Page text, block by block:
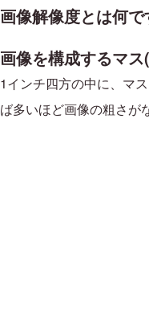
画像解像度とは何で
画像を構成するマス
1インチ四方の中に、マ
ば多いほど画像の粗さが